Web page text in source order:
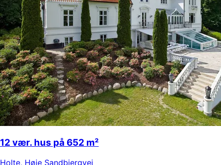
12 vær. hus på 652 m²
Holte, Høje Sandbjergvej